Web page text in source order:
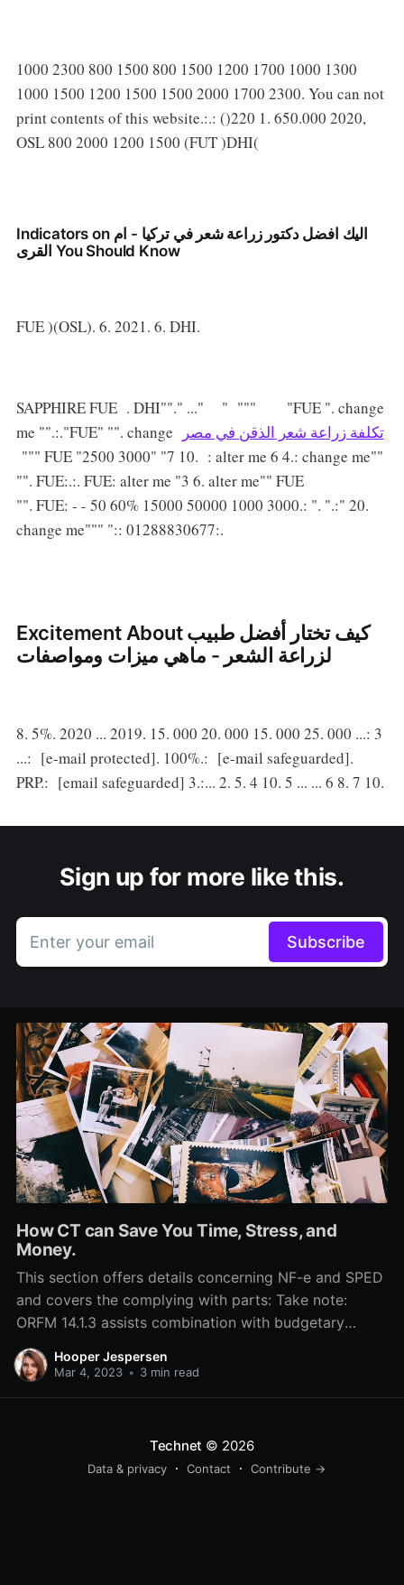
1000 2300 800 1500 800 1500 1200 1700 1000 1300
1000 1500 1200 1500 1500 2000 1700 2300. You can not
print contents of this website.:.: ()220 1. 650.000 2020,
OSL 800 2000 1200 1500 (FUT )DHI(
Indicators on اليك افضل دكتور زراعة شعر في تركيا - ام
القرى You Should Know
FUE )(OSL). 6. 2021. 6. DHI.
SAPPHIRE FUE . DHI""." ..." " """ "FUE ". change
me "".:."FUE" "". change
تكلفة زراعة شعر الذقن في مصر
""" FUE "2500 3000" "7 10. : alter me 6 4.: change me""
"". FUE:.:. FUE: alter me "3 6. alter me"" FUE
"". FUE: - - 50 60% 15000 50000 1000 3000.: ". ".:" 20.
change me""" ":: 01288830677:.
Excitement About كيف تختار أفضل طبيب
لزراعة الشعر - ماهي ميزات ومواصفات
8. 5%. 2020 ... 2019. 15. 000 20. 000 15. 000 25. 000 ...: 3
...: [e-mail protected]. 100%.: [e-mail safeguarded].
PRP.: [email safeguarded] 3.:... 2. 5. 4 10. 5 ... ... 6 8. 7 10.
Sign up for more like this.
Enter your email Subscribe
How CT can Save You Time, Stress, and
Money.
This section offers details concerning NF-e and SPED
and covers the complying with parts: Take note:
ORFM 14.1.3 assists combination with budgetary
companions for NF-e (model 55), NFC-e (version 65)
and SPED. Find Out More Here are not designed to
Hooper Jespersen
Mar 4, 2023 • 3 min read
Technet © 2026
Data & privacy Contact Contribute →